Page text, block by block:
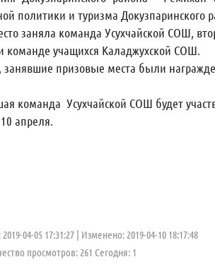
политики и туризма
заняла команда Усухчайской СОШ,
команде учащихся Каладжухской СОШ.
призовые места были
команда Усухчайской СОШ будет
апреля.
04-05 17:31:27
Изменено: 2019-04-10 18:17:48
просмотров: 261 Cегодня: 1